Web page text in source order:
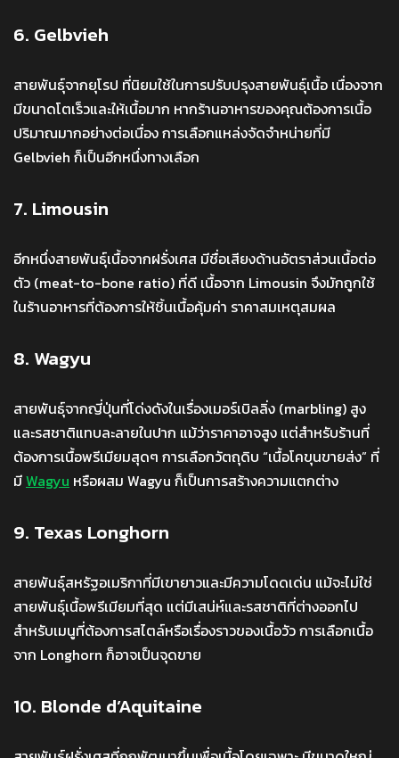
6. Gelbvieh
สายพันธุ์จากยุโรป ที่นิยมใช้ในการปรับปรุงสายพันธุ์เนื้อ เนื่องจาก
มีขนาดโตเร็วและให้เนื้อมาก หากร้านอาหารของคุณต้องการเนื้อ
ปริมาณมากอย่างต่อเนื่อง การเลือกแหล่งจัดจำหน่ายที่มี
Gelbvieh ก็เป็นอีกหนึ่งทางเลือก
7. Limousin
อีกหนึ่งสายพันธุ์เนื้อจากฝรั่งเศส มีชื่อเสียงด้านอัตราส่วนเนื้อต่อ
ตัว (meat-to-bone ratio) ที่ดี เนื้อจาก Limousin จึงมักถูกใช้
ในร้านอาหารที่ต้องการให้ชิ้นเนื้อคุ้มค่า ราคาสมเหตุสมผล
8. Wagyu
สายพันธุ์จากญี่ปุ่นที่โด่งดังในเรื่องเมอร์เบิลลิ่ง (marbling) สูง
และรสชาติแทบละลายในปาก แม้ว่าราคาอาจสูง แต่สำหรับร้านที่
ต้องการเนื้อพรีเมียมสุดๆ การเลือกวัตถุดิบ “เนื้อโคขุนขายส่ง” ที่
มีWagyu หรือผสม Wagyu ก็เป็นการสร้างความแตกต่าง
9. Texas Longhorn
สายพันธุ์สหรัฐอเมริกาที่มีเขายาวและมีความโดดเด่น แม้จะไม่ใช่
สายพันธุ์เนื้อพรีเมียมที่สุด แต่มีเสน่ห์และรสชาติที่ต่างออกไป
สำหรับเมนูที่ต้องการสไตล์หรือเรื่องราวของเนื้อวัว การเลือกเนื้อ
จาก Longhorn ก็อาจเป็นจุดขาย
10. Blonde d’Aquitaine